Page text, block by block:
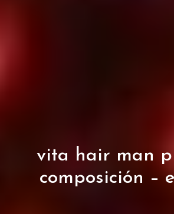
vita hair man
composición –